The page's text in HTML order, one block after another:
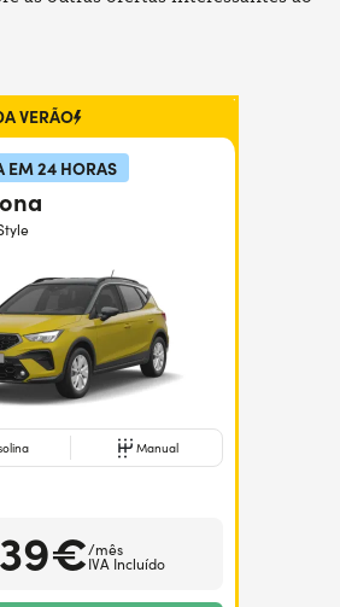
+351938560102
VERÃO
EM 24 HORAS
Manual
/mês
IVA Incluído